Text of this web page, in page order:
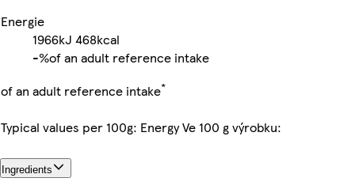
Energie
1966kJ 468kcal
-%of an adult reference intake
of an adult reference intake*
Typical values per 100g: Energy Ve 100 g výrobku:
Ingredients